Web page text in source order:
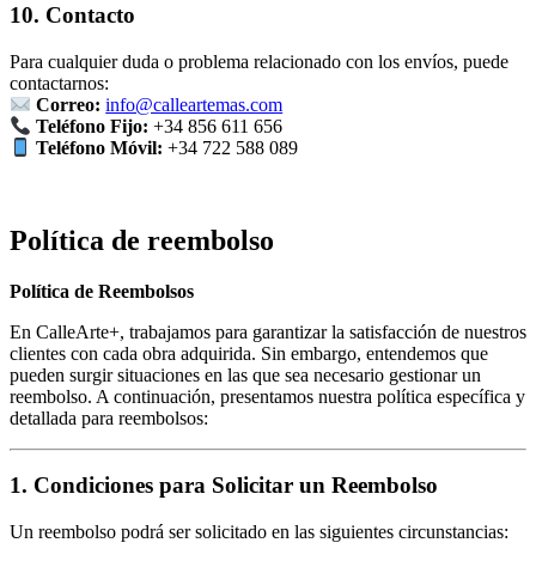
10. Contacto
Para cualquier duda o problema relacionado con los envíos, puede
contactarnos:
Correo: info@calleartemas.com
Teléfono Fijo: +34 856 611 656
Teléfono Móvil: +34 722 588 089
Política de reembolso
Política de Reembolsos
En CalleArte+, trabajamos para garantizar la satisfacción de nuestros
clientes con cada obra adquirida. Sin embargo, entendemos que
pueden surgir situaciones en las que sea necesario gestionar un
reembolso. A continuación, presentamos nuestra política específica y
detallada para reembolsos:
1. Condiciones para Solicitar un Reembolso
Un reembolso podrá ser solicitado en las siguientes circunstancias: